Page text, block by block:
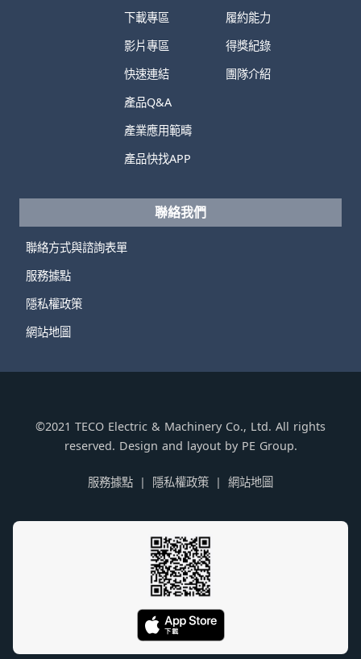
下載專區
影片專區
快速連結
產品Q&A
產業應用範疇
產品快找APP
履約能力
得獎紀錄
團隊介紹
聯絡我們
聯絡方式與諮詢表單
服務據點
隱私權政策
網站地圖
©2021 TECO Electric & Machinery Co., Ltd. All rights
reserved. Design and layout by PE Group.
服務據點 隱私權政策 網站地圖